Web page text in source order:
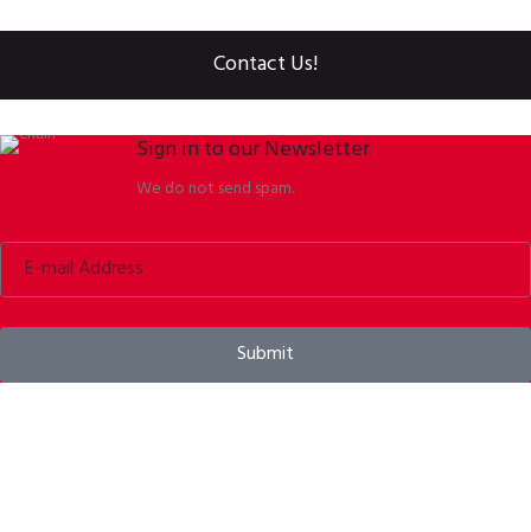
Contact Us!
Sign in to our Newsletter
We do not send spam.
Submit